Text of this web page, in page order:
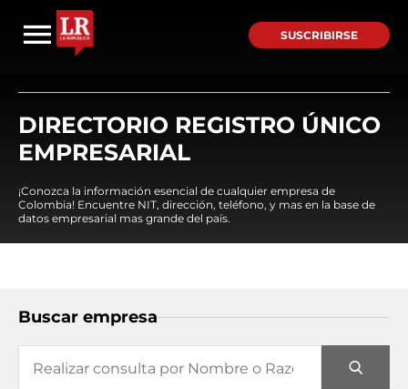
SUSCRIBIRSE
DIRECTORIO REGISTRO ÚNICO
EMPRESARIAL
¡Conozca la información esencial de cualquier empresa de
Colombia! Encuentre NIT, dirección, teléfono, y mas en la base de
datos empresarial mas grande del país.
Buscar empresa